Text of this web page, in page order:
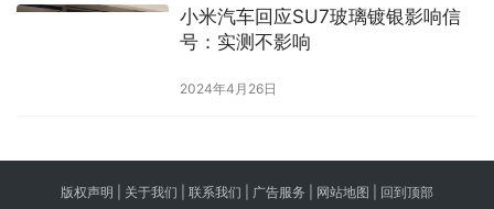
小米汽车回应SU7玻璃镀银影响信
号：实测不影响
2024年4月26日
版权声明 | 关于我们 联系我们 | 广告服务 | 网站地图 | 回到顶部